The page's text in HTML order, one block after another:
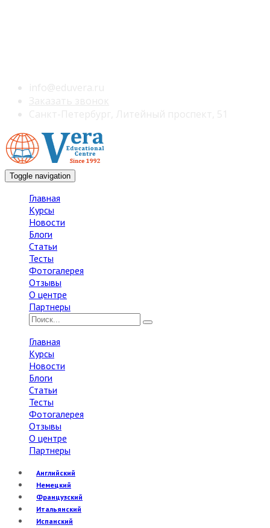
Toggle navigation
Главная
Курсы
Новости
Блоги
Статьи
Тесты
Фотогалерея
Отзывы
О центре
Партнеры
Главная
Курсы
Новости
Блоги
Статьи
Тесты
Фотогалерея
Отзывы
О центре
Партнеры
Английский
Немецкий
Французский
Итальянский
Испанский